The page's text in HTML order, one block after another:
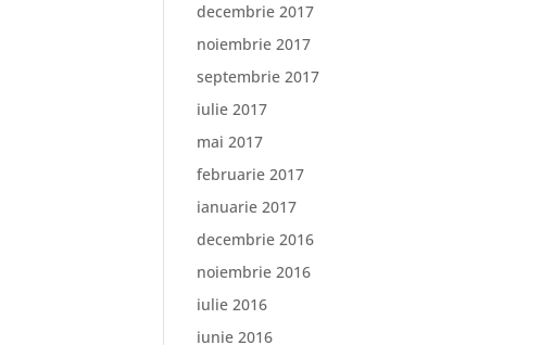
decembrie 2017
noiembrie 2017
septembrie 2017
iulie 2017
mai 2017
februarie 2017
ianuarie 2017
decembrie 2016
noiembrie 2016
iulie 2016
iunie 2016